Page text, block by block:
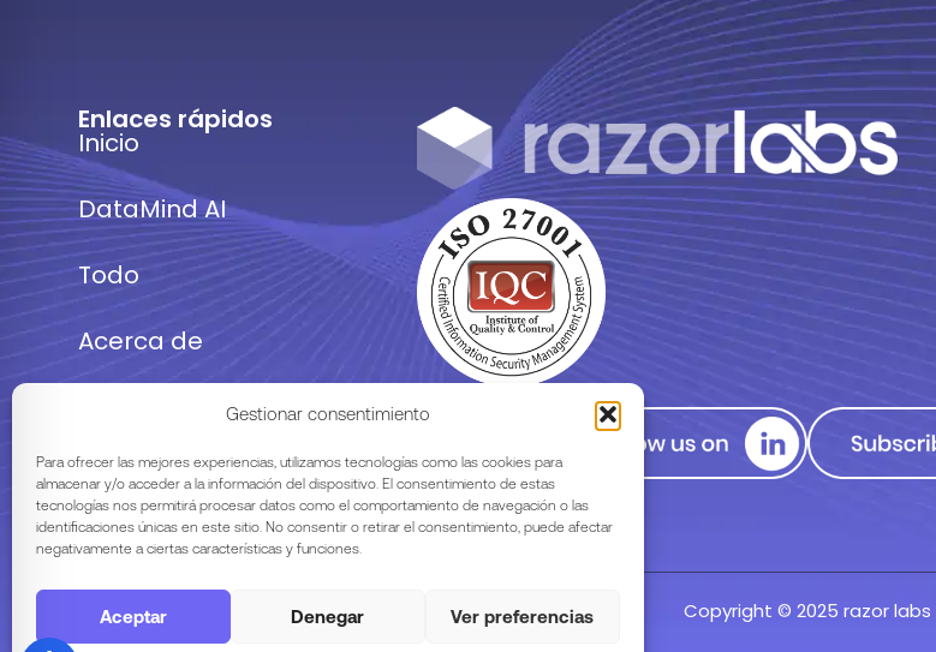
Gestionar consentimiento
Para ofrecer las mejores experiencias, utilizamos tecnologías como las cookies para
almacenar y/o acceder a la información del dispositivo. El consentimiento de estas
tecnologías nos permitirá procesar datos como el comportamiento de navegación o las
identificaciones únicas en este sitio. No consentir o retirar el consentimiento, puede afectar
negativamente a ciertas características y funciones.
Aceptar Denegar Ver preferencias
Enlaces rápidos
Inicio
DataMind AI
Todo
Acerca de
Nuestros eventos
Contacta con nosotros
Copyright © 2025 razor labs